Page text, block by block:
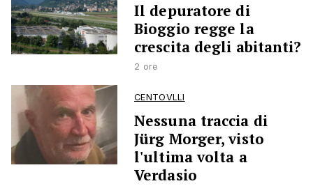
Il depuratore di
Bioggio regge la
crescita degli abitanti?
2 ore
CENTOVLLI
Nessuna traccia di
Jürg Morger, visto
l'ultima volta a
Verdasio